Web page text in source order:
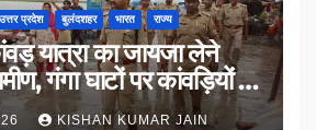
उत्तर प्रदेश बुलंदशहर भारत राज्य
यात्रा का जायजा लेने
गंगा घाटों पर कांवड़ियों से
KISHAN KUMAR JAIN